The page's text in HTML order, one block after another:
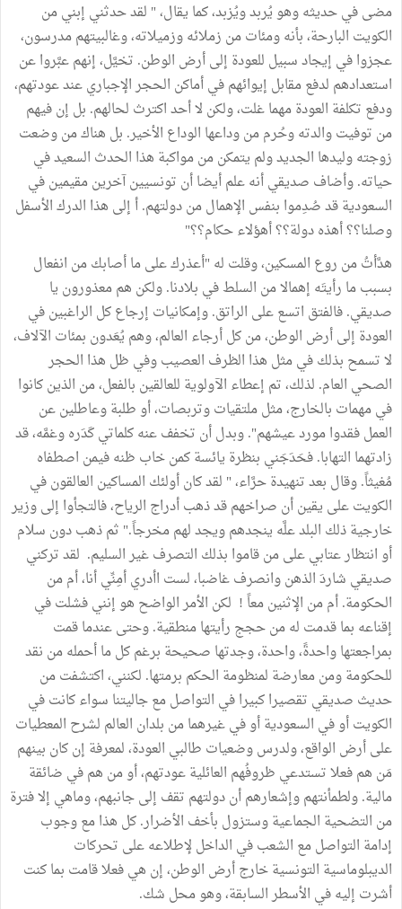
مضى في حديثه وهو يُربد ويُزبد، كما يقال، " لقد حدثني إبني من
الكويت البارحة، بأنه ومئات من زملائه وزميلاته، وغالبيتهم مدرسون،
عجزوا في إيجاد سبيل للعودة إلى أرض الوطن. تخيَّل، إنهم عبَّروا عن
استعدادهم لدفع مقابل إيوائهم في أماكن الحجر الإجباري عند عودتهم،
ودفع تكلفة العودة مهما غلت، ولكن لا أحد اكترث لحالهم. بل إن فيهم
من توفيت والدته وحُرم من وداعها الوداع الأخير. بل هناك من وضعت
زوجته وليدها الجديد ولم يتمكن من مواكبة هذا الحدث السعيد في
حياته. وأضاف صديقي أنه علم أيضا أن تونسيين آخرين مقيمين في
السعودية قد صُدِموا بنفس الإهمال من دولتهم. أ إلى هذا الدرك الأسفل
وصلنا؟؟ أهذه دولة؟؟ أهؤلاء حكام؟؟"
هدَّأتُ من روع المسكين، وقلت له "أعذرك على ما أصابك من انفعال
بسبب ما رأيتَه إهمالا من السلط في بلادنا. ولكن هم معذورون يا
صديقي. فالفتق اتسع على الراتق. وإمكانيات إرجاع كل الراغبين في
العودة إلى أرض الوطن، من كل أرجاء العالم، وهم يُعَدون بمئات الآلاف،
لا تسمح بذلك في مثل هذا الظرف العصيب وفي ظل هذا الحجر
الصحي العام. لذلك، تم إعطاء الآولوية للعالقين بالفعل، من الذين كانوا
في مهمات بالخارج، مثل ملتقيات وتربصات، أو طلبة وعاطلين عن
العمل فقدوا مورد عيشهم". وبدل أن تخفف عنه كلماتي كَدَره وغمَّه، قد
زادتهما التهابا. فحَدَجَني بنظرة يائسة كمن خاب ظنه فيمن اصطفاه
مُغيثاً. وقال بعد تنهيدة حرَّاء، " لقد كان أولئك المساكين العالقون في
الكويت على يقين أن صراخهم قد ذهب أدراج الرياح، فالتجأوا إلى وزير
خارجية ذلك البلد علَّه ينجدهم ويجد لهم مخرجاً." ثم ذهب دون سلام
أو انتظار عتابي على من قاموا بذلك التصرف غير السليم. لقد تركني
صديقي شاردَ الذهن وانصرف غاضبا، لست اأدري أمِنِّي أنا، أم من
الحكومة. أم من الإثنين معاً ! لكن الأمر الواضح هو إنني فشلت في
إقناعه بما قدمت له من حجج رأيتها منطقية. وحتى عندما قمت
بمراجعتها واحدةً، واحدة، وجدتها صحيحة برغم كل ما أحمله من نقد
للحكومة ومن معارضة لمنظومة الحكم برمتها. لكنني، اكتشفت من
حديث صديقي تقصيرا كبيرا في التواصل مع جاليتنا سواء كانت في
الكويت أو في السعودية أو في غيرهما من بلدان العالم لشرح المعطيات
على أرض الواقع، ولدرس وضعيات طالبي العودة، لمعرفة إن كان بينهم
مَن هم فعلا تستدعي ظروفُهم العائلية عودتهم، أو من هم في ضائقة
مالية. ولطمأنتهم وإشعارهم أن دولتهم تقف إلى جانبهم، وماهي إلا فترة
من التضحية الجماعية وستزول بأخف الأضرار. كل هذا مع وجوب
إدامة التواصل مع الشعب في الداخل لإطلاعه على تحركات
الديبلوماسية التونسية خارج أرض الوطن، إن هي فعلا قامت بما كنت
أشرت إليه في الأسطر السابقة، وهو محل شك.